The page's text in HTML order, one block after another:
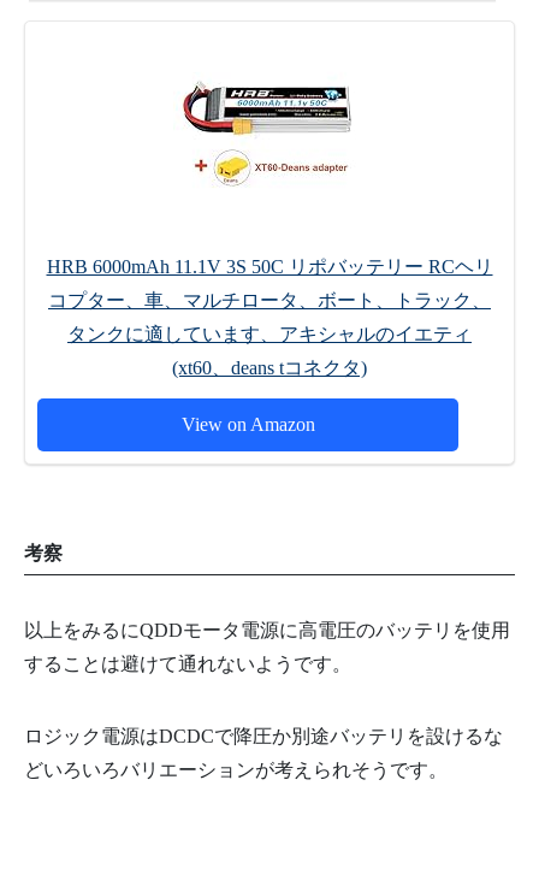
HRB 6000mAh 11.1V 3S 50C リポバッテリー RCヘリ
コプター、車、マルチロータ、ボート、トラック、
タンクに適しています、アキシャルのイエティ
(xt60、deans tコネクタ)
View on Amazon
考察
以上をみるにQDDモータ電源に高電圧のバッテリを使用
することは避けて通れないようです。
ロジック電源はDCDCで降圧か別途バッテリを設けるな
どいろいろバリエーションが考えられそうです。